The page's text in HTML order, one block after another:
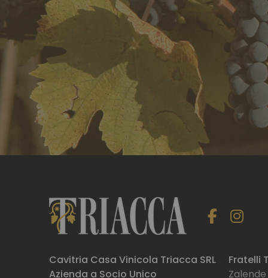
Cavitria Casa Vinicola Triacca SRL
Azienda a Socio Unico
Fratelli
Zalende